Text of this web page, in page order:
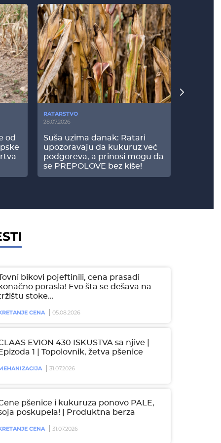
od
RATARSTVO
28.07.2026
Suša uzima danak: Ratari
upozoravaju da kukuruz već
podgoreva, a prinosi mogu da
se PREPOLOVE bez kiše!
bikovi pojeftinili, cena prasadi
porasla! Evo šta se dešava na
stoke…
CENA 05.08.2026
EVION 430 ISKUSTVA sa njive |
1 | Topolovnik, žetva pšenice
31.07.2026
pšenice i kukuruza ponovo PALE,
poskupela! | Produktna berza
CENA 31.07.2026